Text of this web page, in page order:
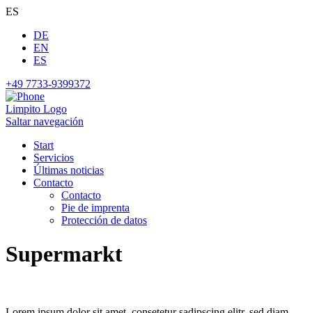
ES
DE
EN
ES
+49 7733-9399372
Limpito Logo
Saltar navegación
Start
Servicios
Últimas noticias
Contacto
Contacto
Pie de imprenta
Protección de datos
Supermarkt